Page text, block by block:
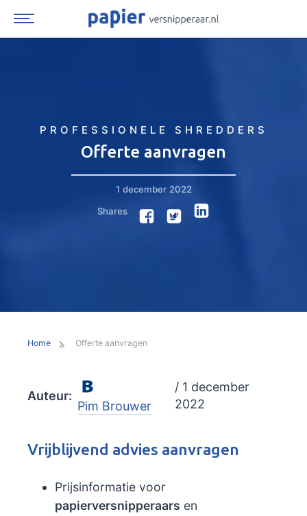
naar
PROFESSIONELE SHREDDERS
Offerte aanvragen
1 december 2022
Shares
Home Offerte aanvragen
Auteur:
Pim Brouwer
/ 1 december
2022
Vrijblijvend advies aanvragen
Prijsinformatie voor
papierversnipperaars en